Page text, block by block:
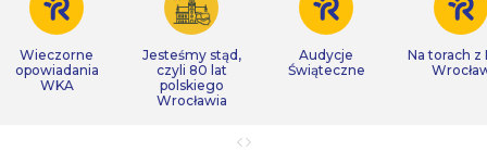
Wieczorne
opowiadania
WKA
Jesteśmy stąd,
czyli 80 lat
polskiego
Wrocławia
Audycje
Świąteczne
Na torach z